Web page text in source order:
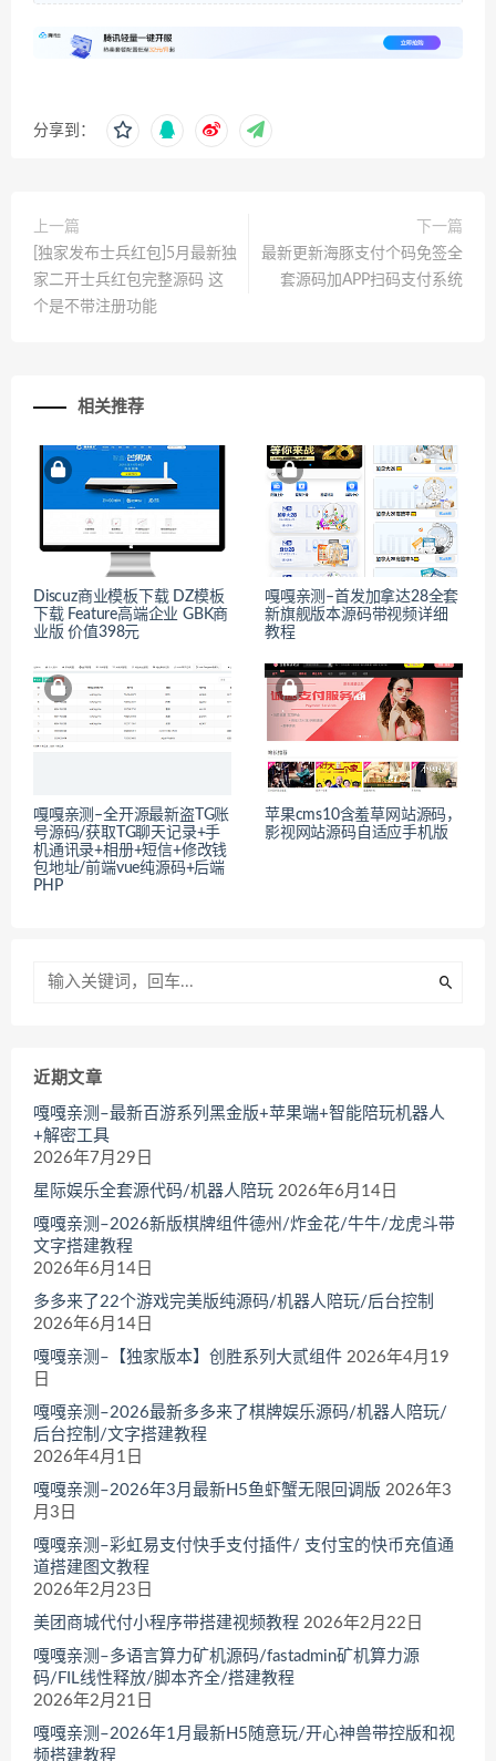
分享到：
上一篇
[独家发布士兵红包]5月最新独
家二开士兵红包完整源码 这
个是不带注册功能
下一篇
最新更新海豚支付个码免签全
套源码加APP扫码支付系统
相关推荐
Discuz商业模板下载 DZ模板
下载 Feature高端企业 GBK商
业版 价值398元
嘎嘎亲测–首发加拿达28全套
新旗舰版本源码带视频详细
教程
嘎嘎亲测–全开源最新盗TG账
号源码/获取TG聊天记录+手
机通讯录+相册+短信+修改钱
包地址/前端vue纯源码+后端
PHP
苹果cms10含羞草网站源码，
影视网站源码自适应手机版
近期文章
嘎嘎亲测–最新百游系列黑金版+苹果端+智能陪玩机器人
+解密工具
2026年7月29日
星际娱乐全套源代码/机器人陪玩 2026年6月14日
嘎嘎亲测–2026新版棋牌组件德州/炸金花/牛牛/龙虎斗带
文字搭建教程
2026年6月14日
多多来了22个游戏完美版纯源码/机器人陪玩/后台控制
2026年6月14日
嘎嘎亲测–【独家版本】创胜系列大贰组件 2026年4月19
日
嘎嘎亲测–2026最新多多来了棋牌娱乐源码/机器人陪玩/
后台控制/文字搭建教程
2026年4月1日
嘎嘎亲测–2026年3月最新H5鱼虾蟹无限回调版 2026年3
月3日
嘎嘎亲测–彩虹易支付快手支付插件/ 支付宝的快币充值通
道搭建图文教程
2026年2月23日
美团商城代付小程序带搭建视频教程 2026年2月22日
嘎嘎亲测–多语言算力矿机源码/fastadmin矿机算力源
码/FIL线性释放/脚本齐全/搭建教程
2026年2月21日
嘎嘎亲测–2026年1月最新H5随意玩/开心神兽带控版和视
频搭建教程